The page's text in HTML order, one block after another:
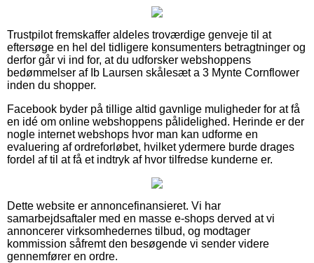
Trustpilot fremskaffer aldeles troværdige genveje til at
eftersøge en hel del tidligere konsumenters betragtninger og
derfor går vi ind for, at du udforsker webshoppens
bedømmelser af Ib Laursen skålesæt a 3 Mynte Cornflower
inden du shopper.
Facebook byder på tillige altid gavnlige muligheder for at få
en idé om online webshoppens pålidelighed. Herinde er der
nogle internet webshops hvor man kan udforme en
evaluering af ordreforløbet, hvilket ydermere burde drages
fordel af til at få et indtryk af hvor tilfredse kunderne er.
Dette website er annoncefinansieret. Vi har
samarbejdsaftaler med en masse e-shops derved at vi
annoncerer virksomhedernes tilbud, og modtager
kommission såfremt den besøgende vi sender videre
gennemfører en ordre.